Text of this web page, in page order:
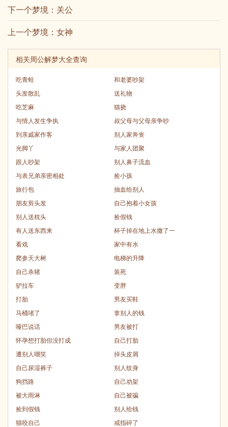
下一个梦境： 关公
上一个梦境： 女神
相关周公解梦大全查询
吃青蛙
和老婆吵架
头发散乱
送礼物
吃芝麻
猫挠
与情人发生争执
叔父母与父母亲争吵
到亲戚家作客
别人家奔丧
光脚丫
与家人团聚
跟人吵架
别人鼻子流血
与表兄弟亲密相处
捡小孩
旅行包
抽血给别人
朋友剪头发
自己抱着小女孩
别人送枕头
捡假钱
有人送东西来
杯子掉在地上水撒了一
看戏
家中有水
爬参天大树
电梯的升降
自己杀猪
装死
驴拉车
变胖
打胎
男友买鞋
马桶堵了
拿别人的钱
哑巴说话
男友被打
怀孕想打胎但没打成
自己打胎
遭别人嘲笑
掉头皮屑
自己尿湿裤子
别人纹身
狗挡路
自己劝架
被大雨淋
自己被骗
捡到假钱
别人给钱
猫咬自己
戒指碎了